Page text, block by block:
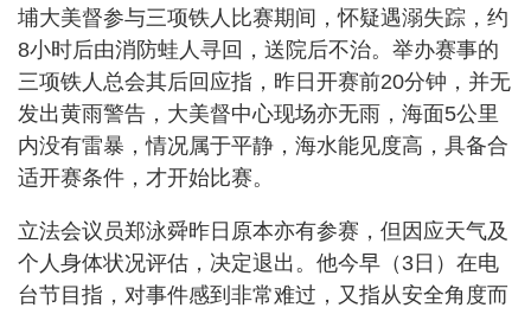
埔大美督参与三项铁人比赛期间，怀疑遇溺失踪，约
8小时后由消防蛙人寻回，送院后不治。举办赛事的
三项铁人总会其后回应指，昨日开赛前20分钟，并无
发出黄雨警告，大美督中心现场亦无雨，海面5公里
内没有雷暴，情况属于平静，海水能见度高，具备合
适开赛条件，才开始比赛。
立法会议员郑泳舜昨日原本亦有参赛，但因应天气及
个人身体状况评估，决定退出。他今早（3日）在电
台节目指，对事件感到非常难过，又指从安全角度而